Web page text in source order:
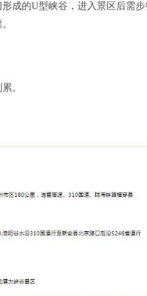
成的U型峡谷，进入景区后需
。